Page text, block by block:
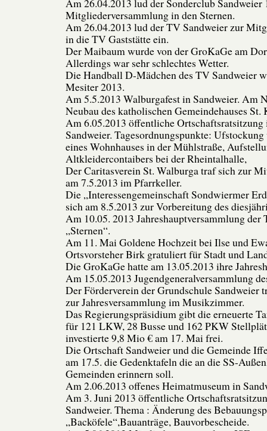
Am 26.04.2013 lud der Sonderclub Sandweier
Mitgliederversammlung in den Sternen.
Am 26.04.2013 lud der TV Sandweier zur
in die TV Gaststätte ein.
Der Maibaum wurde von der GroKaGe am
Allerdings war sehr schlechtes Wetter.
Die Handball D-Mädchen des TV Sandweier
Mesiter 2013.
Am 5.5.2013 Walburgafest in Sandweier. Am
Neubau des katholischen Gemeindehauses
Am 6.05.2013 öffentliche Ortschaftsratsitzung
Sandweier. Tagesordnungspunkte:
eines Wohnhauses in der Mühlstraße,
Altkleidercontaibers bei der Rheintalhalle,
Der Caritasverein St. Walburga traf sich zur
am 7.5.2013 im Pfarrkeller.
Die „Interessengemeinschaft Sondwiermer
sich am 8.5.2013 zur Vorbereitung des
Am 10.05. 2013 Jahreshauptversammlung
„Sternen“.
Am 11. Mai Goldene Hochzeit bei Ilse und
Ortsvorsteher Birk gratuliert für Stadt und
Die GroKaGe hatte am 13.05.2013 ihre
Am 15.05.2013 Jugendgeneralversammlung
Der Förderverein der Grundschule Sandweier
zur Jahresversammlung im Musikzimmer.
Das Regierungspräsidium gibt die erneuerte
für 121 LKW, 28 Busse und 162 PKW
investierte 9,8 Mio € am 17. Mai frei.
Die Ortschaft Sandweier und die Gemeinde
am 17.5. die Gedenktafeln die an die SS-
Gemeinden erinnern soll.
Am 2.06.2013 offenes Heimatmuseum in
Am 3. Juni 2013 öffentliche
Sandweier. Thema : Änderung des
„Backöfele“,Bauanträge, Bauvorbescheide.